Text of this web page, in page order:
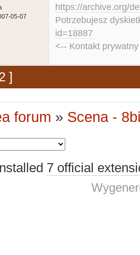
05-07
https://archive.org/
Potrzebujesz
id=18887
<-- Kontakt
]
forum » Scena -
7 official